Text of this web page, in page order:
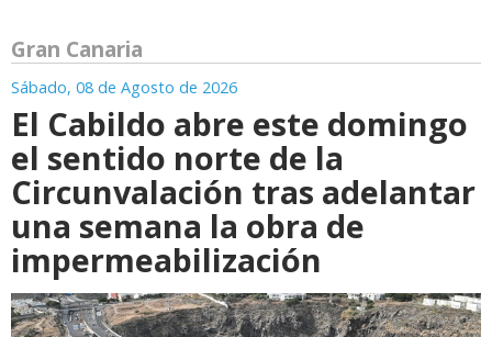
Gran Canaria
Sábado, 08 de Agosto de 2026
El Cabildo abre este domingo
el sentido norte de la
Circunvalación tras adelantar
una semana la obra de
impermeabilización